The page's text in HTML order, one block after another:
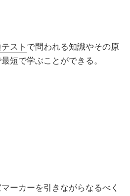
スト で問われる知識やその原
短で学ぶことができる。
ーカーを引きながらなるべく